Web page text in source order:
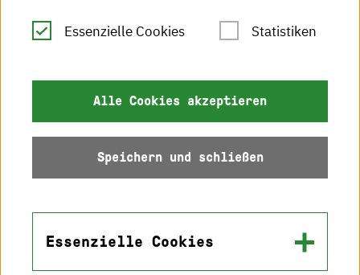
Leichte Sprache
Datenschutz
Barrierefreiheit
Essenzielle Cookies Statistiken
Alle Cookies akzeptieren
Speichern und schließen
Essenzielle Cookies